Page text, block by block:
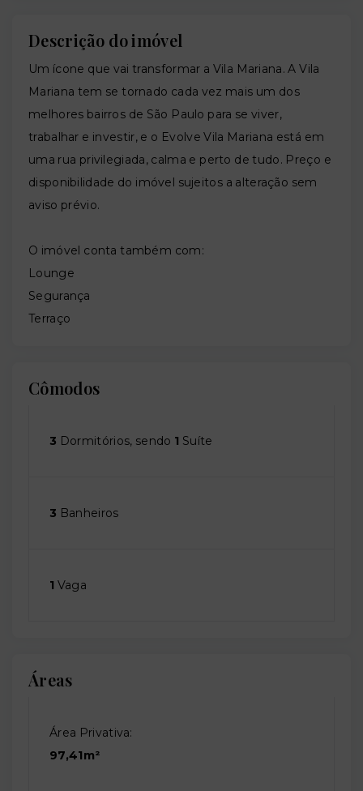
Descrição do imóvel
Um ícone que vai transformar a Vila Mariana. A Vila
Mariana tem se tornado cada vez mais um dos
melhores bairros de São Paulo para se viver,
trabalhar e investir, e o Evolve Vila Mariana está em
uma rua privilegiada, calma e perto de tudo. Preço e
disponibilidade do imóvel sujeitos a alteração sem
aviso prévio.
O imóvel conta também com:
Lounge
Segurança
Terraço
Cômodos
3 Dormitórios, sendo 1 Suíte
3 Banheiros
1 Vaga
Áreas
Área Privativa:
97,41m²